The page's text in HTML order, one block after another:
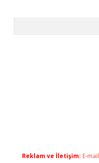
Reklam ve İletişim: E-